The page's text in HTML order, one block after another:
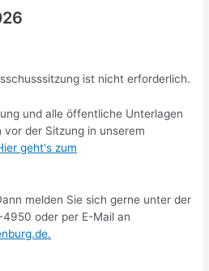
ist nicht erforderlich.
und alle öffentliche Unterlagen
vor der Sitzung in unserem
geht's zum
melden Sie sich gerne unter der
oder per E-Mail an
.